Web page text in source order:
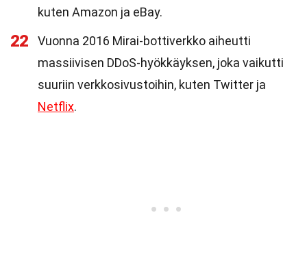
kuten Amazon ja eBay.
22
Vuonna 2016 Mirai-bottiverkko aiheutti
massiivisen DDoS-hyökkäyksen, joka vaikutti
suuriin verkkosivustoihin, kuten Twitter ja
Netflix.